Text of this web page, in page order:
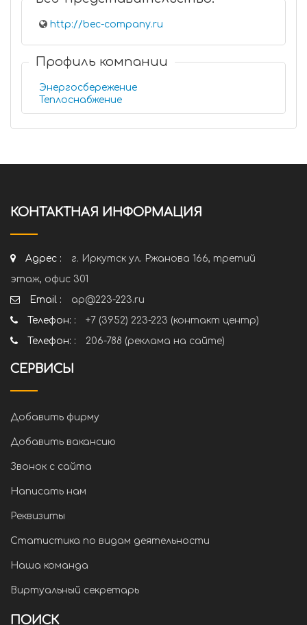
http://bec-company.ru
Профиль компании
Энергосбережение
Теплоснабжение
КОНТАКТНАЯ ИНФОРМАЦИЯ
Адрес :
г. Иркутск ул. Ржанова 166, третий
этаж, офис 301
Email :
ap@223-223.ru
Телефон: :
+7 (3952) 223-223 (контакт центр)
Телефон: :
206-788 (реклама на сайте)
СЕРВИСЫ
Добавить фирму
Добавить вакансию
Звонок с сайта
Написать нам
Реквизиты
Статистика по видам деятельности
Наша команда
Виртуальный секретарь
ПОИСК